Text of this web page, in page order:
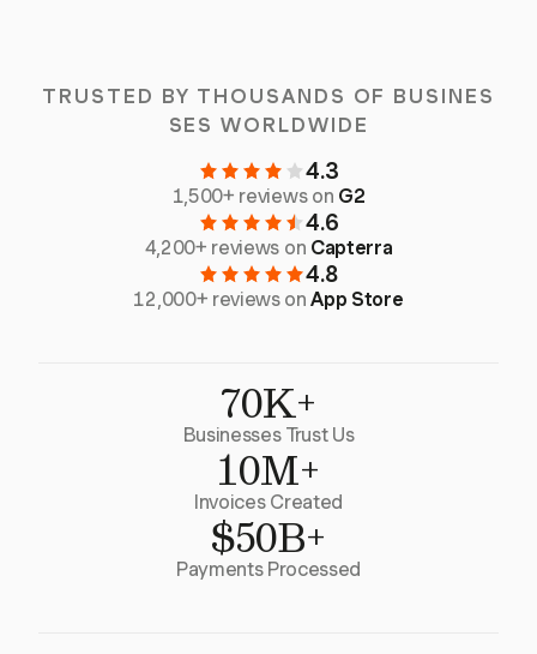
TRUSTED BY THOUSANDS OF BUSINES
SES WORLDWIDE
4.3
1,500+ reviews on G2
4.6
4,200+ reviews on Capterra
4.8
12,000+ reviews onApp Store
70K+
Businesses Trust Us
10M+
Invoices Created
$50B+
Payments Processed